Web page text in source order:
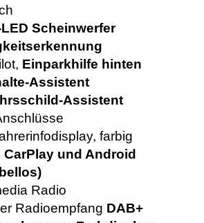
Scheinwerfer
Einparkhilfe hinten
Assistent
Assistent
farbig
CarPlay und Android
Radio
Radioempfang DAB+